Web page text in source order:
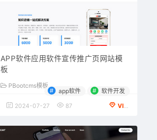
APP软件应用软件宣传推广页网站模
板
PBootcms模板
# app软件 # 软件开发
2024-07-27 87 VIP会员专享